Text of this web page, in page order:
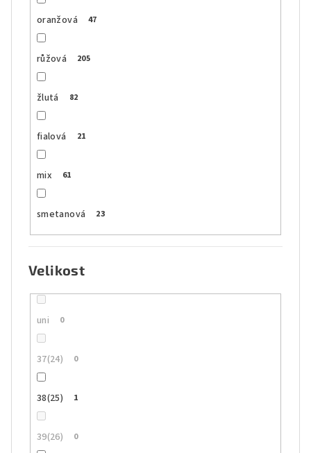
oranžová 47
růžová 205
žlutá 82
fialová 21
mix 61
smetanová 23
Velikost
uni 0
37(24) 0
38(25) 1
39(26) 0